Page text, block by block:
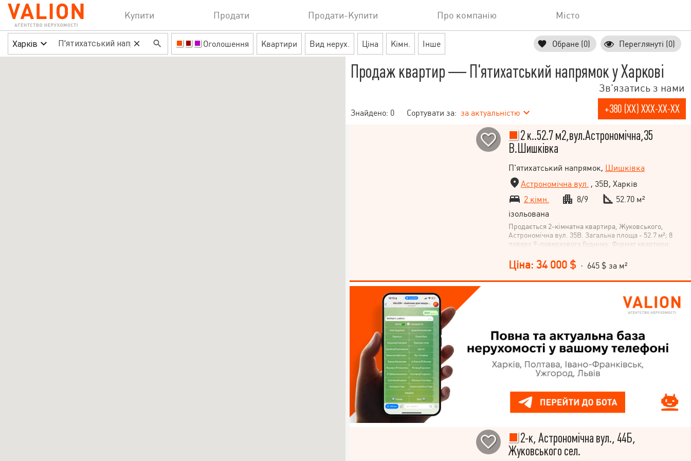
Купити Продати Продати-Купити Про компанію Місто
Харків Оголошення Квартири Вид нерух. Ціна Кімн. Інше Обране (0) Переглянуті (0)
Продаж квартир — П'ятихатський напрямок у Харкові
Знайдено: 0 Сортувати за: за актуальністю
Зв'язатись з нами
+380 (XX) XXX-XX-XX
2 к..52.7 м2,вул.Астрономічна,35
В.Шишківка
П'ятихатський напрямок, Шишківка
Астрономічна вул. , 35В, Харків
2 кімн.
8/9
52.70 м²
ізольована
Продається 2-кімнатна квартира, Жуковського,
Астрономічна вул. 35В. Загальна площа - 52.7 м²; 8
поверх 9-поверхового будинку. Формат квартири:
балкон, комора. У квартирі: житловий стан. Додаткові
бонуси: меблі, техніка частково залишаються
Переваги цього будинку: дитячий майданчик, дитячий
підземна працююча ), є місце для прогулянок з
вашими домашніми улюбленцями. Поруч уся
необхідна інфраструктура: зупинка громадського
єВідновлення.
Ціна: 34 000 $· 645 $ за м²
2-к, Астрономічна вул., 44Б,
Жуковського сел.